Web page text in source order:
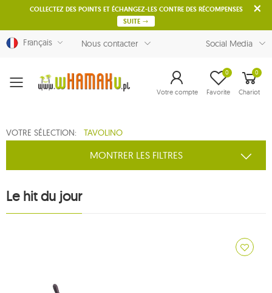
COLLECTEZ DES POINTS ET ÉCHANGEZ-LES CONTRE DES RÉCOMPENSES
SUITE
Français Nous contacter Social Media
Menu Votre compte Favorite
0 0
Chariot
VOTRE SÉLECTION: TAVOLINO
MONTRER LES FILTRES
Le hit du jour